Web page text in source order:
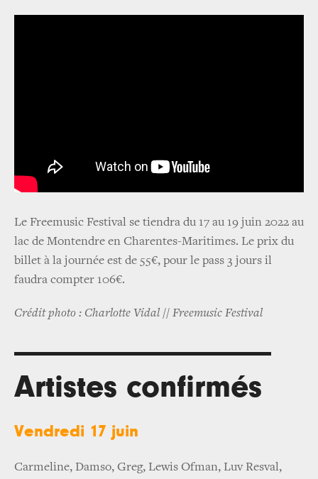
Le Freemusic Festival se tiendra du 17 au 19 juin 2022 au
lac de Montendre en Charentes-Maritimes. Le prix du
billet à la journée est de 55€, pour le pass 3 jours il
faudra compter 106€.
Crédit photo : Charlotte Vidal // Freemusic Festival
Artistes confirmés
Vendredi 17 juin
Carmeline, Damso, Greg, Lewis Ofman, Luv Resval,